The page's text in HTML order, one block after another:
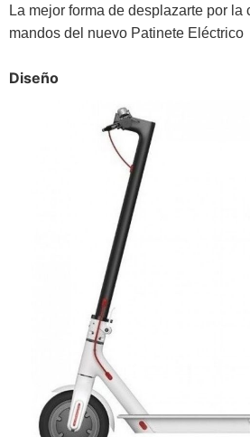
La mejor forma de desplazarte por
mandos del nuevo Patinete Eléctrico
Diseño